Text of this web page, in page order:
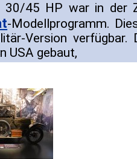
30/45 HP war in der
-Modellprogramm.
Version verfügbar.
USA gebaut,